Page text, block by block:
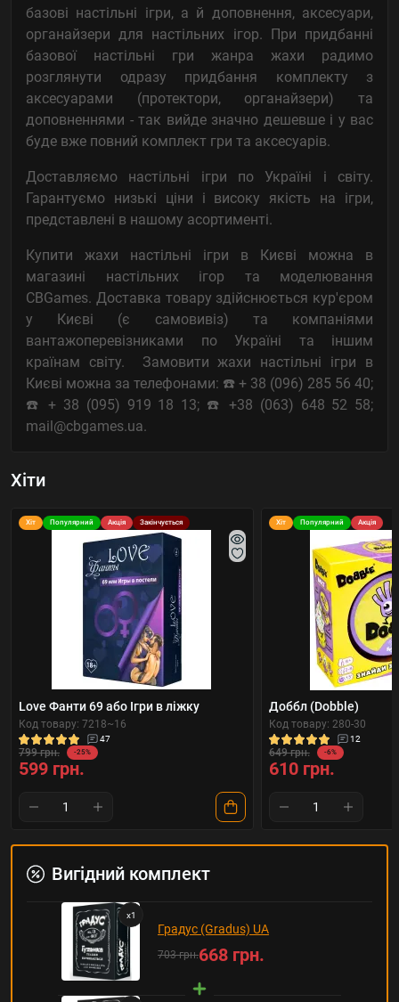
базові настільні ігри, а й доповнення, аксесуари,
органайзери для настільних ігор. При придбанні
базової настільні гри жанра жахи радимо
розглянути одразу придбання комплекту з
аксесуарами (протектори, органайзери) та
доповненнями - так вийде значно дешевше і у вас
буде вже повний комплект гри та аксесуарів.
Доставляємо настільні ігри по Україні і світу.
Гарантуємо низькі ціни і високу якість на ігри,
представлені в нашому асортименті.
Купити жахи настільні ігри в Києві можна в
магазині настільних ігор та моделювання
CBGames. Доставка товару здійснюється кур'єром
у Києві (є самовивіз) та компаніями
вантажоперевізниками по Україні та іншим
країнам світу. Замовити жахи настільні ігри в
Києві можна за телефонами: ☎️ + 38 (096) 285 56 40;
☎️ + 38 (095) 919 18 13; ☎️ +38 (063) 648 52 58;
mail@cbgames.ua.
Хіти
Хіт Популярний Акція Закінчується
Love Фанти 69 або Ігри в ліжку
Код товару: 7218~16
47
799 грн. -25%
599 грн.
Хіт Популярний Акція
Доббл (Dobble)
Код товару: 280-30
12
649 грн. -6%
610 грн.
Вигідний комплект
x1
Градус (Gradus) UA
703 грн.668 грн.